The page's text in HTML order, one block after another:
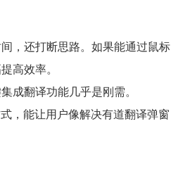
，还打断思路。如果能通过鼠标
高效率。
成翻译功能几乎是刚需。
，能让用户像解决有道翻译弹窗